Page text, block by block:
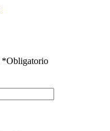
*Obligatorio